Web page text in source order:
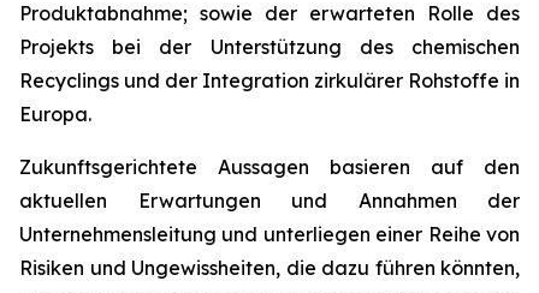
Produktabnahme; sowie der erwarteten Rolle des
Projekts bei der Unterstützung des chemischen
Recyclings und der Integration zirkulärer Rohstoffe in
Europa.
Zukunftsgerichtete Aussagen basieren auf den
aktuellen Erwartungen und Annahmen der
Unternehmensleitung und unterliegen einer Reihe von
Risiken und Ungewissheiten, die dazu führen könnten,